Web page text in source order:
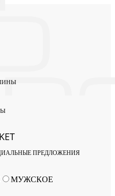
ПРЕДЛОЖЕНИЯ
МУЖСКОЕ